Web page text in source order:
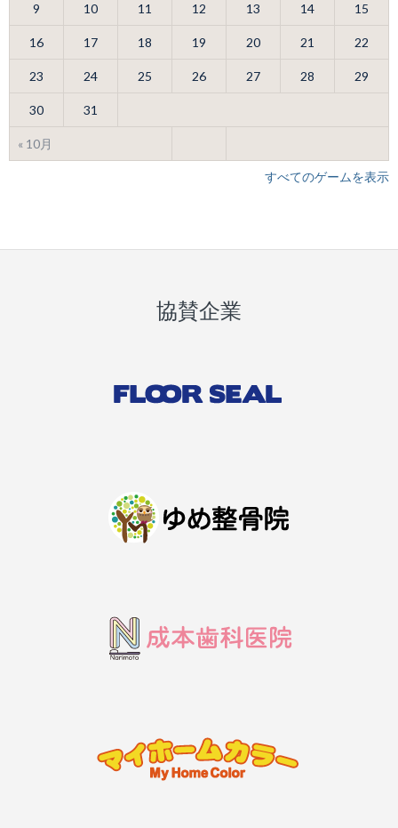
« 10月
9 10 11 12 13 14 15
16 17 18 19 20 21 22
23 24 25 26 27 28 29
30 31
すべてのゲームを表示
協賛企業